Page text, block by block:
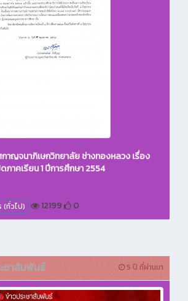
กาญจนาภิเษกวิทยาลัย ช่างทองหลวง เรื่อง
ภาคเรียน 1 ปีการศึกษา 2554
(ทั่วไป) 12199 0
5 ปี ที่ผ่านมา
ชาสัมพันธ์